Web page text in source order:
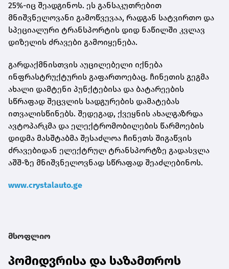
25%-იც შეადგინოს. ეს განსაკუთრებით
მნიშვნელოვანი გამოწვევაა, რადგან სატვირთო და
სპეციალური ტრანსპორტის დიდ ნაწილში კვლავ
დიზელის ძრავები გამოიყენება.
გარდაქმნისთვის აუცილებელი იქნება
ინფრასტრუქტურის გაფართოებაც. ჩინეთის გეგმა
ახალი დამტენი პუნქტებისა და ბატარეების
სწრაფად შეცვლის სადგურების დამატებას
ითვალისწინებს. შედეგად, ქვეყნის ახალგაზრდა
ავტოპარკმა და ელექტრომობილების წარმოების
დიდმა მასშტაბმა შესაძლოა ჩინეთს შიგაწვის
ძრავებიდან ელექტრულ ტრანსპორტზე გადასვლა
აშშ-ზე მნიშვნელოვნად სწრაფად შეაძლებინოს.
www.crystalauto.ge
მსოფლიო
პომიდვრისა და საზამთროს